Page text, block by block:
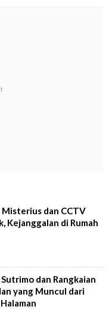
dan CCTV
Kejanggalan di Rumah
dan Rangkaian
yang Muncul dari